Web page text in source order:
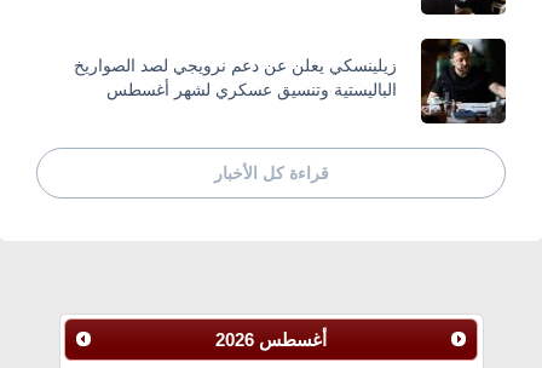
زيلينسكي يعلن عن دعم نرويجي لصد الصواريخ
الباليستية وتنسيق عسكري لشهر أغسطس
قراءة كل الأخبار
أغسطس 2026